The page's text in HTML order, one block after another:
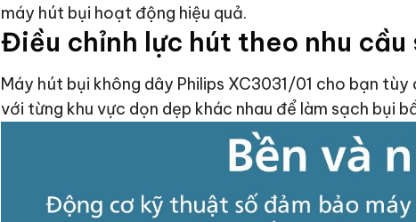
máy hút bụi hoạt động hiệu quả.
Điều chỉnh lực hút theo nhu cầu
Máy hút bụi không dây Philips XC3031/01 cho bạn
với từng khu vực dọn dẹp khác nhau để làm sạch bụi